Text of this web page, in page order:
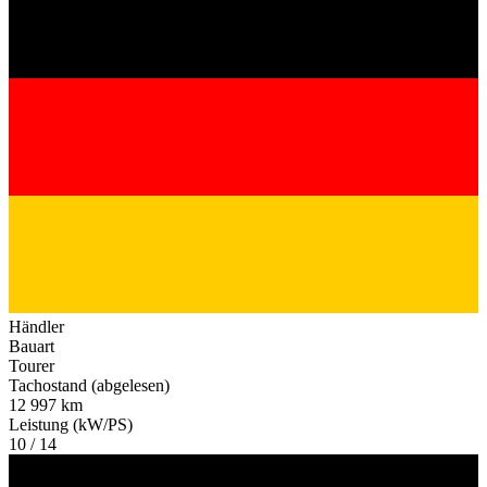
Händler
Bauart
Tourer
Tachostand (abgelesen)
12 997 km
Leistung (kW/PS)
10 / 14